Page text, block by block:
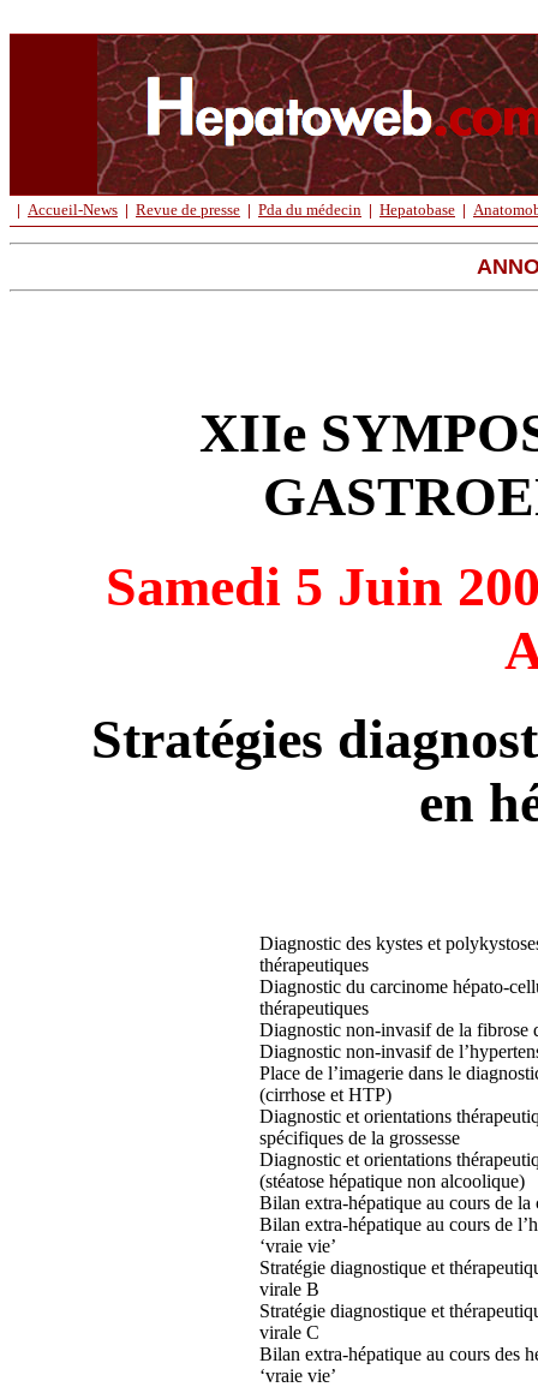
| Accueil-News | Revue de presse | Pda du médecin | Hepatobase |
XIIe
Samedi 5 Juin
Stratégies
en
Diagnostic des kystes et
thérapeutiques
Diagnostic du carcinome hépato-
thérapeutiques
Diagnostic non-invasif de la fibrose
Diagnostic non-invasif de
Place de l’imagerie dans le
(cirrhose et HTP)
Diagnostic et orientations
spécifiques de la grossesse
Diagnostic et orientations
(stéatose hépatique non alcoolique)
Bilan extra-hépatique au cours de la
Bilan extra-hépatique au cours de
‘vraie vie’
Stratégie diagnostique et
virale B
Stratégie diagnostique et
virale C
Bilan extra-hépatique au cours des
‘vraie vie’